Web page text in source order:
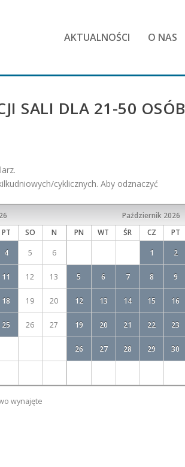
AKTUALNOŚCI O NAS
SALI DLA 21-50 OSÓB
cyklicznych. Aby odznaczyć
PT SO
N
4 5 6
11 12 13
18 19 20
25 26 27
Październik 2026
PN
WT ŚR CZ PT
1
2
5 6 7 8 9
12 13 14 15 16
19 20 21 22 23
26 27 28 29 30
wynajęte